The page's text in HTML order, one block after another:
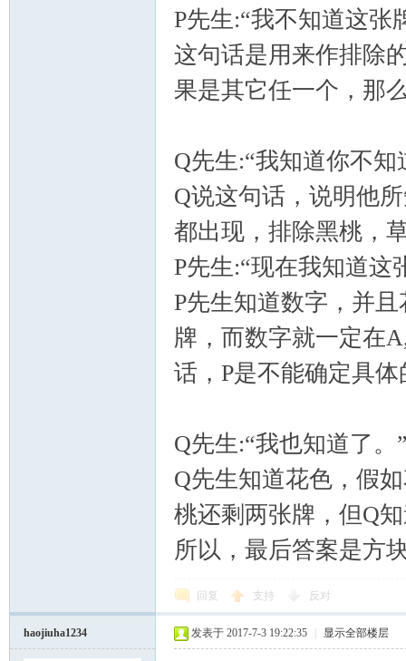
P先生:“我不知道这张
这句话是用来作排除
果是其它任一个，那
Q先生:“我知道你不知
Q说这句话，说明他
都出现，排除黑桃，
P先生:“现在我知道这
P先生知道数字，并
牌，而数字就一定在
话，P是不能确定具
Q先生:“我也知道了。
Q先生知道花色，假
桃还剩两张牌，但Q
所以，最后答案是方
回复 支持 反对
haojiuha1234 发表于 2017-7-3 19:22:35 显示全部楼层